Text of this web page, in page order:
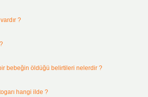
?
bebeğin öldüğü belirtileri nelerdir ?
hangi ilde ?